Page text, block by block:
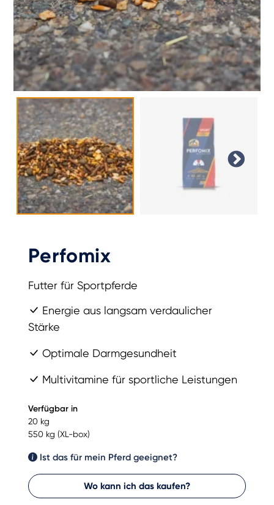
Perfomix
Futter für Sportpferde
Energie aus langsam verdaulicher
Stärke
Optimale Darmgesundheit
Multivitamine für sportliche Leistungen
Verfügbar in
20 kg
550 kg (XL-box)
Ist das für mein Pferd geeignet?
Wo kann ich das kaufen?